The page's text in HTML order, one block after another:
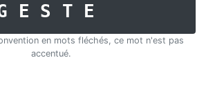
en mots fléchés, ce mot n'est pas
accentué.